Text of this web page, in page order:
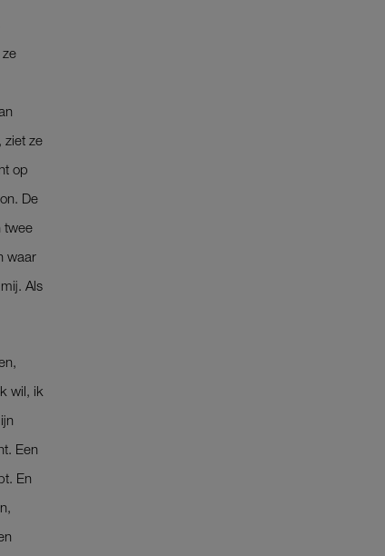
ziet ze
op
De
twee
waar
Als
wil, ik
Een
En